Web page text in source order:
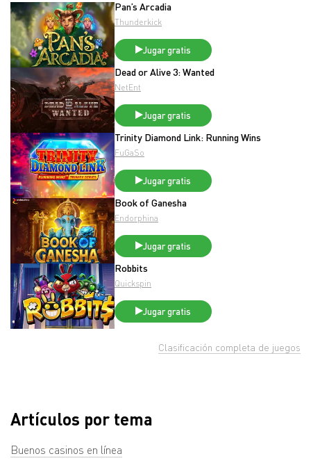
Pan’s Arcadia
Thunderkick
Jugar gratis
Dead or Alive 3: Wanted
NetEnt
Jugar gratis
Trinity Diamond Link: Running Wins
FuGaSo
Jugar gratis
Book of Ganesha
Endorphina
Jugar gratis
Robbits
Quickspin
Jugar gratis
Clasificación completa de juegos
Artículos por tema
Buenos casinos en línea